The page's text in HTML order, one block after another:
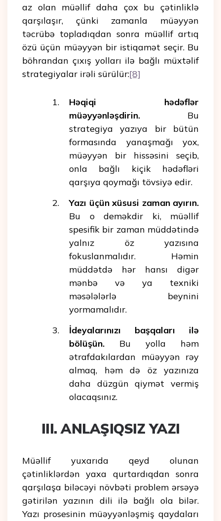
az olan müəllif daha çox bu çətinliklə
qarşılaşır, çünki zamanla müəyyən
təcrübə topladıqdan sonra müəllif artıq
özü üçün müəyyən bir istiqamət seçir. Bu
böhrandan çıxış yolları ilə bağlı müxtəlif
strategiyalar irəli sürülür:[8]
Həqiqi hədəflər
müəyyənləşdirin. Bu
strategiya yazıya bir bütün
formasında yanaşmağı yox,
müəyyən bir hissəsini seçib,
onla bağlı kiçik hədəfləri
qarşıya qoymağı tövsiyə edir.
Yazı üçün xüsusi zaman ayırın.
Bu o deməkdir ki, müəllif
spesifik bir zaman müddətində
yalnız öz yazısına
fokuslanmalıdır. Həmin
müddətdə hər hansı digər
mənbə və ya texniki
məsələlərlə beynini
yormamalıdır.
İdeyalarınızı başqaları ilə
bölüşün. Bu yolla həm
ətrafdakılardan müəyyən rəy
almaq, həm də öz yazınıza
daha düzgün qiymət vermiş
olacaqsınız.
III. ANLAŞIQSIZ YAZI
Müəllif yuxarıda qeyd olunan
çətinliklərdən yaxa qurtardıqdan sonra
qarşılaşa biləcəyi növbəti problem ərsəyə
gətirilən yazının dili ilə bağlı ola bilər.
Yazı prosesinin müəyyənləşmiş qaydaları